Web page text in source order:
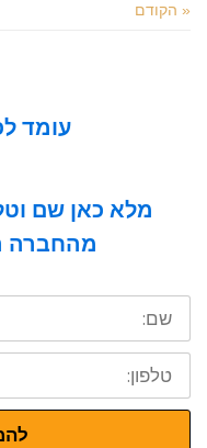
« הקודם
עומד
מלא כאן שם
מהחברה
שם:
טלפון: